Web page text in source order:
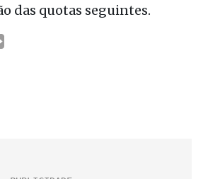
das quotas seguintes.